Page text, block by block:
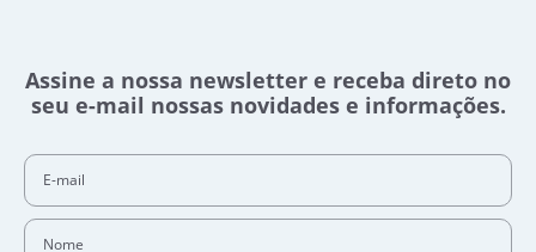
Assine a nossa newsletter e receba direto no
seu e-mail nossas novidades e informações.